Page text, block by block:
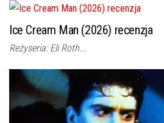
Ice Cream Man (2026) recenzja
Reżyseria: Eli Roth...